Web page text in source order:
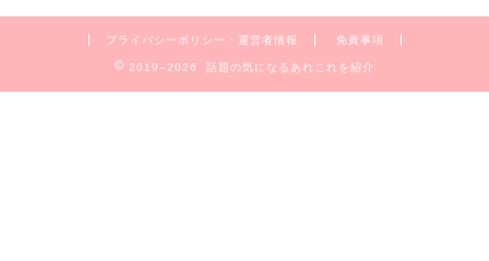
プライバシーポリシー・運営者情報 免責事項
2019–2026 話題の気になるあれこれを紹介